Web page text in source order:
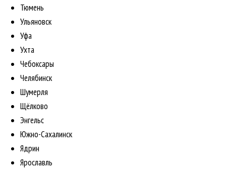
Тюмень
Ульяновск
Уфа
Ухта
Чебоксары
Челябинск
Шумерля
Щёлково
Энгельс
Южно-Сахалинск
Ядрин
Ярославль